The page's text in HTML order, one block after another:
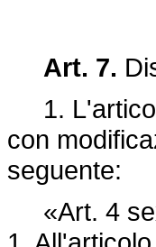
Art. 7.
1.
con
seguente:
«Art. 4